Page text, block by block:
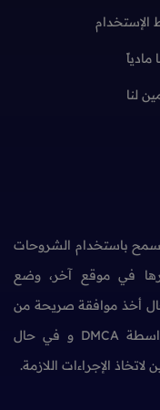
مادياً
لنا
باستخدام الشروحات
في موقع آخر، وضع
أخذ موافقة صريحة من
إدارة الموقع كما أن المحتوى مسجل بواسطة DMCA و في حال
الإجراءات اللازمة.